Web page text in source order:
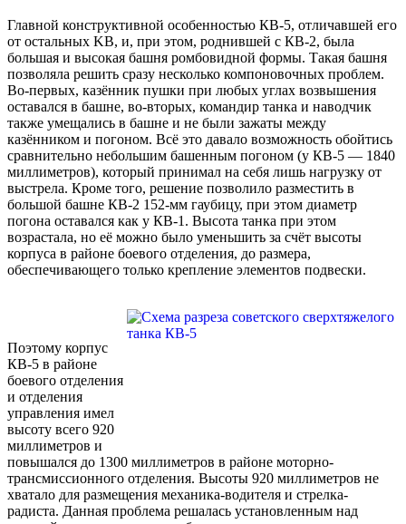
Главной конструктивной особенностью КВ-5, отличавшей его
от остальных KB, и, при этом, роднившей с КВ-2, была
большая и высокая башня ромбовидной формы. Такая башня
позволяла решить сразу несколько компоновочных проблем.
Во-первых, казённик пушки при любых углах возвышения
оставался в башне, во-вторых, командир танка и наводчик
также умещались в башне и не были зажаты между
казёнником и погоном. Всё это давало возможность обойтись
сравнительно небольшим башенным погоном (у КВ-5 — 1840
миллиметров), который принимал на себя лишь нагрузку от
выстрела. Кроме того, решение позволило разместить в
большой башне КВ-2 152-мм гаубицу, при этом диаметр
погона оставался как у КВ-1. Высота танка при этом
возрастала, но её можно было уменьшить за счёт высоты
корпуса в районе боевого отделения, до размера,
обеспечивающего только крепление элементов подвески.
Поэтому корпус
КВ-5 в районе
боевого отделения
и отделения
управления имел
высоту всего 920
миллиметров и
повышался до 1300 миллиметров в районе моторно-
трансмиссионного отделения. Высоты 920 миллиметров не
хватало для размещения механика-водителя и стрелка-
радиста. Данная проблема решалась установленным над